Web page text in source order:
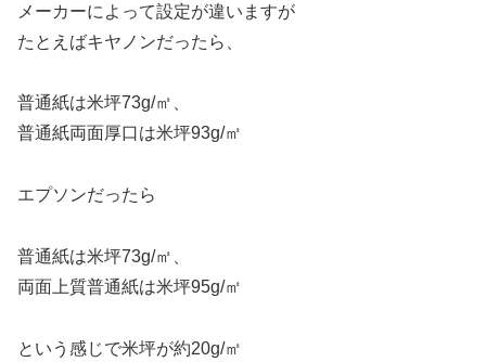
メーカーによって設定が違いますが
たとえばキヤノンだったら、
普通紙は米坪73g/㎡、
普通紙両面厚口は米坪93g/㎡
エプソンだったら
普通紙は米坪73g/㎡、
両面上質普通紙は米坪95g/㎡
という感じで米坪が約20g/㎡